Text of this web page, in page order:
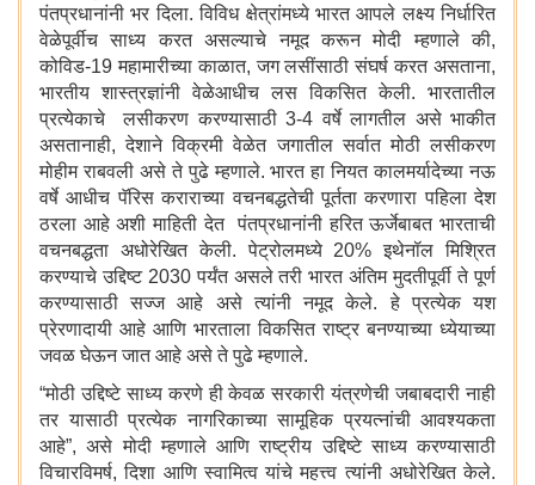
पंतप्रधानांनी भर दिला. विविध क्षेत्रांमध्ये भारत आपले लक्ष्य निर्धारित
वेळेपूर्वीच साध्य करत असल्याचे नमूद करून मोदी म्हणाले की,
कोविड-19 महामारीच्या काळात, जग लसींसाठी संघर्ष करत असताना,
भारतीय शास्त्रज्ञांनी वेळेआधीच लस विकसित केली. भारतातील
प्रत्येकाचे लसीकरण करण्यासाठी 3-4 वर्षे लागतील असे भाकीत
असतानाही, देशाने विक्रमी वेळेत जगातील सर्वात मोठी लसीकरण
मोहीम राबवली असे ते पुढे म्हणाले. भारत हा नियत कालमर्यादेच्या नऊ
वर्षे आधीच पॅरिस कराराच्या वचनबद्धतेची पूर्तता करणारा पहिला देश
ठरला आहे अशी माहिती देत पंतप्रधानांनी हरित ऊर्जेबाबत भारताची
वचनबद्धता अधोरेखित केली. पेट्रोलमध्ये 20% इथेनॉल मिश्रित
करण्याचे उद्दिष्ट 2030 पर्यंत असले तरी भारत अंतिम मुदतीपूर्वी ते पूर्ण
करण्यासाठी सज्ज आहे असे त्यांनी नमूद केले. हे प्रत्येक यश
प्रेरणादायी आहे आणि भारताला विकसित राष्ट्र बनण्याच्या ध्येयाच्या
जवळ घेऊन जात आहे असे ते पुढे म्हणाले.
“मोठी उद्दिष्टे साध्य करणे ही केवळ सरकारी यंत्रणेची जबाबदारी नाही
तर यासाठी प्रत्येक नागरिकाच्या सामूहिक प्रयत्नांची आवश्यकता
आहे”, असे मोदी म्हणाले आणि राष्ट्रीय उद्दिष्टे साध्य करण्यासाठी
विचारविमर्ष, दिशा आणि स्वामित्व यांचे महत्त्व त्यांनी अधोरेखित केले.